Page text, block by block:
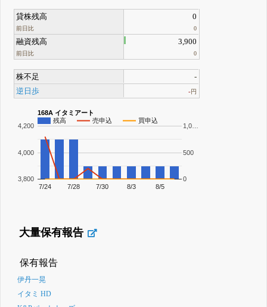
貸株残高
前日比
0
0
融資残高
前日比
3,900
0
株不足
-
逆日歩
-円
168A イタミアート
残高
売申込 買申込
7/24 7/28 7/30 8/3 8/5
3,800
4,000
4,200
0
500
1,0…
大量保有報告
保有報告
伊丹一晃
イタミ HD